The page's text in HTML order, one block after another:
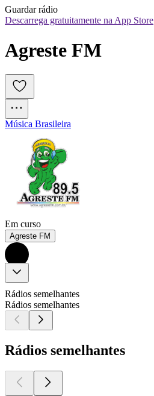
Guardar rádio
Descarrega gratuitamente na App Store
Agreste FM
Música Brasileira
Em curso
Agreste FM
Rádios semelhantes
Rádios semelhantes
Rádios semelhantes